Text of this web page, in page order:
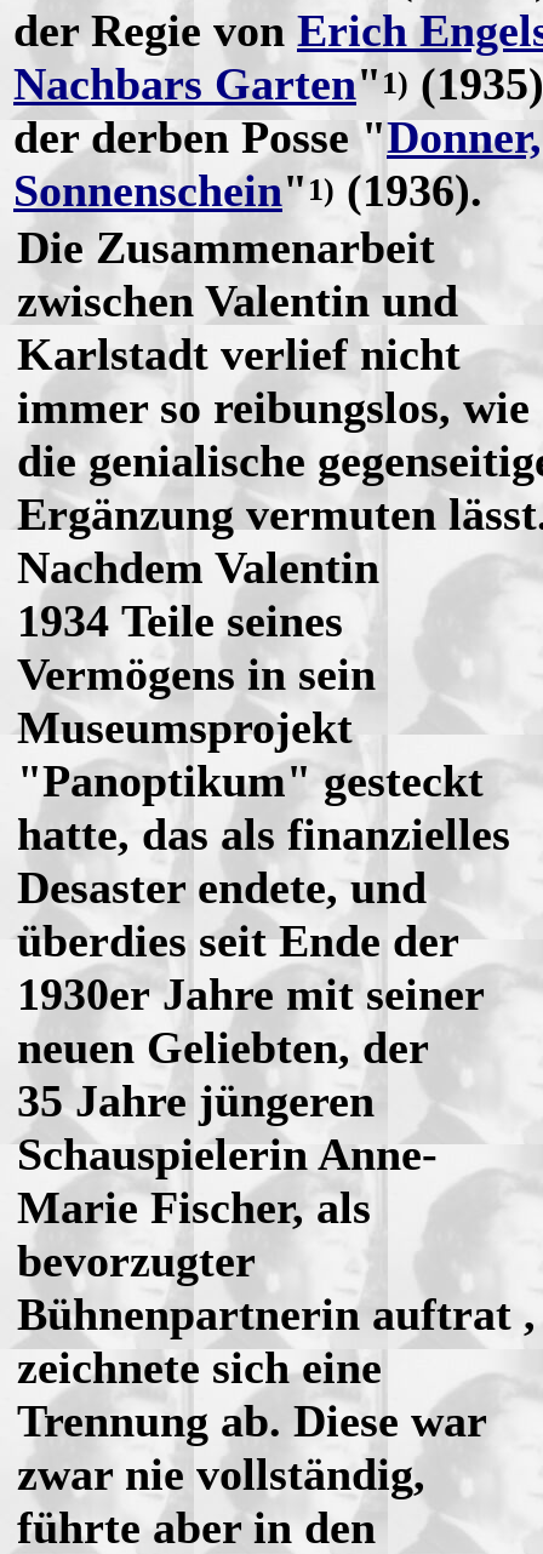
der Regie von Erich
Nachbars Garten" 1)
der derben Posse "
Sonnenschein" 1) (1936).
Die Zusammenarbeit
zwischen Valentin und
Karlstadt verlief nicht
immer so reibungslos, wie
die genialische
Ergänzung vermuten
Nachdem Valentin
1934 Teile seines
Vermögens in sein
Museumsprojekt
"Panoptikum" gesteckt
hatte, das als finanzielles
Desaster endete, und
überdies seit Ende der
1930er Jahre mit seiner
neuen Geliebten, der
35 Jahre jüngeren
Schauspielerin Anne-
Marie Fischer, als
bevorzugter
Bühnenpartnerin auftrat ,
zeichnete sich eine
Trennung ab. Diese war
zwar nie vollständig,
führte aber in den